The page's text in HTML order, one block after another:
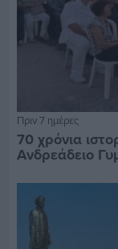
Πριν 7 ημέρες
70 χρόνια
Ανδρεάδειο